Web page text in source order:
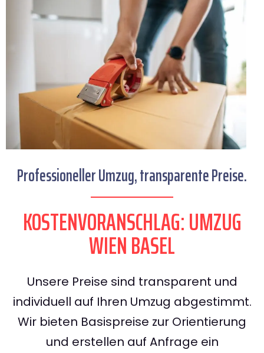
Professioneller Umzug, transparente Preise.
KOSTENVORANSCHLAG: UMZUG
WIEN BASEL
Unsere Preise sind transparent und
individuell auf Ihren Umzug abgestimmt.
Wir bieten Basispreise zur Orientierung
und erstellen auf Anfrage ein